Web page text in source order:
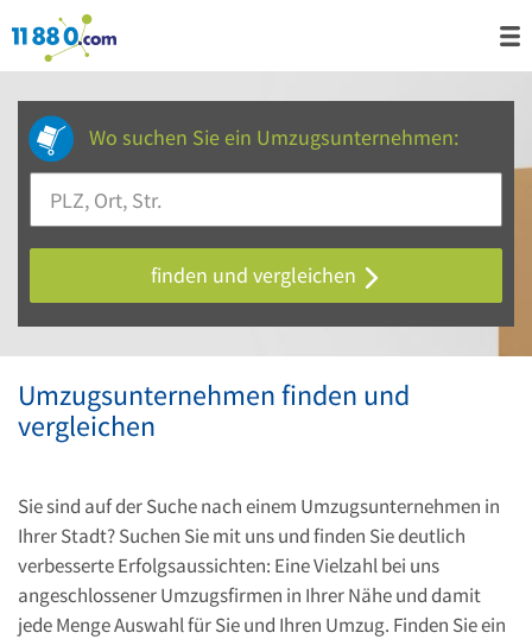
Wo suchen Sie ein Umzugsunternehmen:
finden und vergleichen
Umzugsunternehmen finden und
vergleichen
Sie sind auf der Suche nach einem Umzugsunternehmen in
Ihrer Stadt? Suchen Sie mit uns und finden Sie deutlich
verbesserte Erfolgsaussichten: Eine Vielzahl bei uns
angeschlossener Umzugsfirmen in Ihrer Nähe und damit
jede Menge Auswahl für Sie und Ihren Umzug. Finden Sie ein